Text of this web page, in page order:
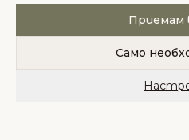
© 2026 Одоната Козметикс
запазени.
Политика за
Приемам
Само